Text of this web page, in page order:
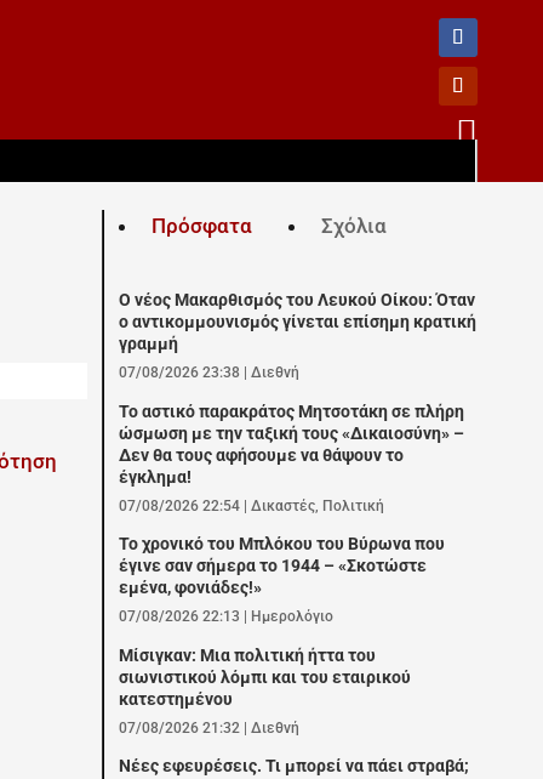

Πρόσφατα Σχόλια
Ο νέος Μακαρθισμός του Λευκού Οίκου: Όταν
ο αντικομμουνισμός γίνεται επίσημη κρατική
γραμμή
07/08/2026 23:38 |Διεθνή
Το αστικό παρακράτος Μητσοτάκη σε πλήρη
ώσμωση με την ταξική τους «Δικαιοσύνη» –
Δεν θα τους αφήσουμε να θάψουν το
έγκλημα!
07/08/2026 22:54 |Δικαστές, Πολιτική
Το χρονικό του Μπλόκου του Βύρωνα που
έγινε σαν σήμερα το 1944 – «Σκοτώστε
εμένα, φονιάδες!»
07/08/2026 22:13 Ημερολόγιο
Μίσιγκαν: Μια πολιτική ήττα του
σιωνιστικού λόμπι και του εταιρικού
κατεστημένου
07/08/2026 21:32 |Διεθνή
Νέες εφευρέσεις. Τι μπορεί να πάει στραβά;